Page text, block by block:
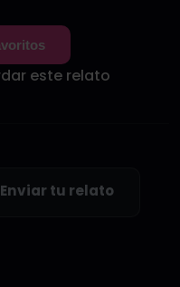
este relato
tu relato